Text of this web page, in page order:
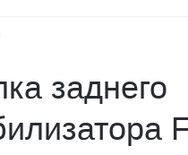
заднего